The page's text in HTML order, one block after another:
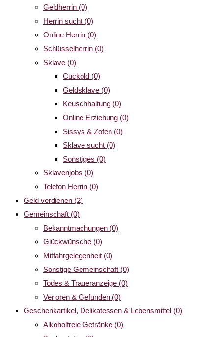
Geldherrin (0)
Herrin sucht (0)
Online Herrin (0)
Schlüsselherrin (0)
Sklave (0)
Cuckold (0)
Geldsklave (0)
Keuschhaltung (0)
Online Erziehung (0)
Sissys & Zofen (0)
Sklave sucht (0)
Sonstiges (0)
Sklavenjobs (0)
Telefon Herrin (0)
Geld verdienen (2)
Gemeinschaft (0)
Bekanntmachungen (0)
Glückwünsche (0)
Mitfahrgelegenheit (0)
Sonstige Gemeinschaft (0)
Todes & Traueranzeige (0)
Verloren & Gefunden (0)
Geschenkartikel, Delikatessen & Lebensmittel (0)
Alkoholfreie Getränke (0)